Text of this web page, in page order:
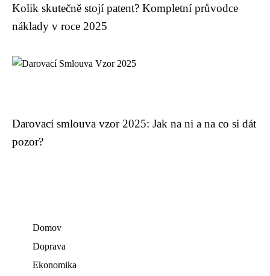
Kolik skutečně stojí patent? Kompletní průvodce
náklady v roce 2025
Darovací smlouva vzor 2025: Jak na ni a na co si dát
pozor?
Domov
Doprava
Ekonomika